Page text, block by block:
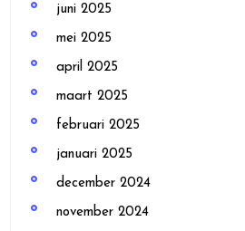
juni 2025
mei 2025
april 2025
maart 2025
februari 2025
januari 2025
december 2024
november 2024